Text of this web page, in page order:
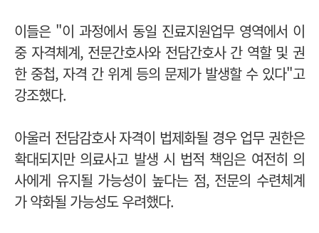
이들은 "이 과정에서 동일 진료지원업무 영역에서 이
중 자격체계, 전문간호사와 전담간호사 간 역할 및 권
한 중첩, 자격 간 위계 등의 문제가 발생할 수 있다"고
강조했다.
아울러 전담감호사 자격이 법제화될 경우 업무 권한은
확대되지만 의료사고 발생 시 법적 책임은 여전히 의
사에게 유지될 가능성이 높다는 점, 전문의 수련체계
가 약화될 가능성도 우려했다.